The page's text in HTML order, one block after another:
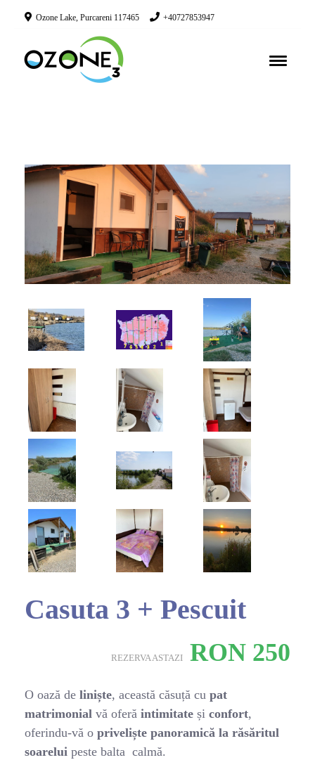
Ozone Lake, Purcareni 117465 +40727853947
Casuta 3 + Pescuit
REZERVA ASTAZI RON 250
O oază de liniște, această căsuță cu pat
matrimonial vă oferă intimitate și confort,
oferindu-vă o priveliște panoramică la răsăritul
soarelui peste balta calmă.